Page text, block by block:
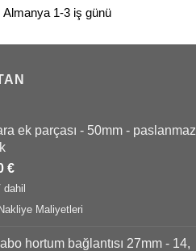
Almanya 1-3 iş günü
ek parçası - 50mm - paslanmaz
€
dahil
Nakliye Maliyetleri
hortum bağlantısı 27mm - 14,